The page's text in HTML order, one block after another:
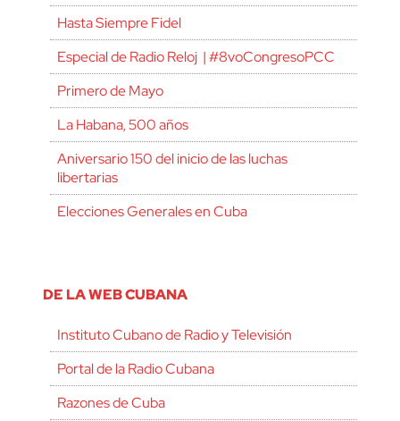
Hasta Siempre Fidel
Especial de Radio Reloj | #8voCongresoPCC
Primero de Mayo
La Habana, 500 años
Aniversario 150 del inicio de las luchas
libertarias
Elecciones Generales en Cuba
DE LA WEB CUBANA
Instituto Cubano de Radio y Televisión
Portal de la Radio Cubana
Razones de Cuba